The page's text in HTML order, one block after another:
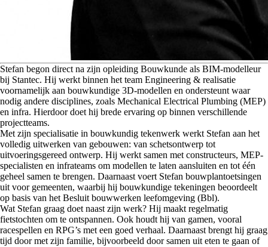
Stefan begon direct na zijn opleiding Bouwkunde als BIM-modelleur
bij Stantec. Hij werkt binnen het team Engineering & realisatie
voornamelijk aan bouwkundige 3D‑modellen en ondersteunt waar
nodig andere disciplines, zoals Mechanical Electrical Plumbing (MEP)
en infra. Hierdoor doet hij brede ervaring op binnen verschillende
projectteams.
Met zijn specialisatie in bouwkundig tekenwerk werkt Stefan aan het
volledig uitwerken van gebouwen: van schetsontwerp tot
uitvoeringsgereed ontwerp. Hij werkt samen met constructeurs, MEP-
specialisten en infrateams om modellen te laten aansluiten en tot één
geheel samen te brengen. Daarnaast voert Stefan bouwplantoetsingen
uit voor gemeenten, waarbij hij bouwkundige tekeningen beoordeelt
op basis van het Besluit bouwwerken leefomgeving (Bbl).
Wat Stefan graag doet naast zijn werk? Hij maakt regelmatig
fietstochten om te ontspannen. Ook houdt hij van gamen, vooral
racespellen en RPG’s met een goed verhaal. Daarnaast brengt hij graag
tijd door met zijn familie, bijvoorbeeld door samen uit eten te gaan of